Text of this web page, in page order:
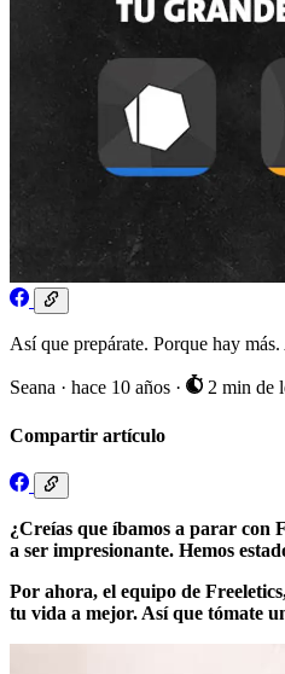
Así que prepárate. Porque hay
Seana · hace 10 años · 2 min de
Compartir artículo
¿Creías que íbamos a parar con
a ser impresionante. Hemos
Por ahora, el equipo de
tu vida a mejor. Así que tómate